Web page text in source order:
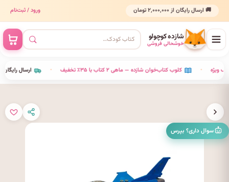
🚚 ارسال رایگان از ۲٬۰۰۰٬۰۰۰ تومان ورود / ثبت‌نام
شازده کوچولو
خوشحالی فروشی
ارسال • کلوب کتاب‌خوان شازده — ماهی ۲ کتاب با ۳۵٪ تخفیف •
سوال داری؟ بپرس